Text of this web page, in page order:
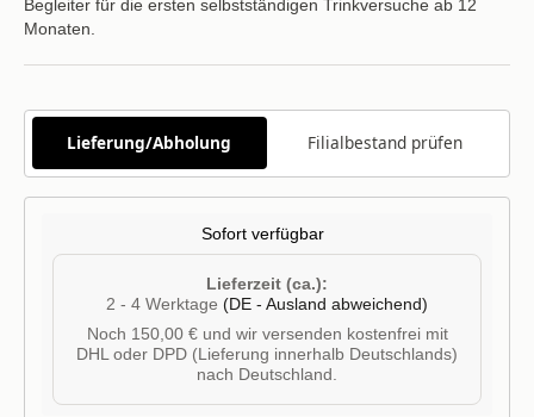
Begleiter für die ersten selbstständigen Trinkversuche ab 12
Monaten.
Lieferung/Abholung Filialbestand prüfen
Sofort verfügbar
Lieferzeit (ca.):
2 - 4 Werktage (DE - Ausland abweichend)
Noch 150,00 € und wir versenden kostenfrei mit
DHL oder DPD (Lieferung innerhalb Deutschlands)
nach Deutschland.